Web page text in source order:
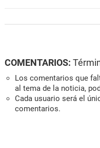
COMENTARIOS:
Los comentarios que
al tema de la noticia,
Cada usuario será el
comentarios.